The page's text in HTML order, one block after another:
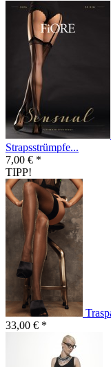
Strapsstrümpfe...
7,00 € *
TIPP!
33,00 € *